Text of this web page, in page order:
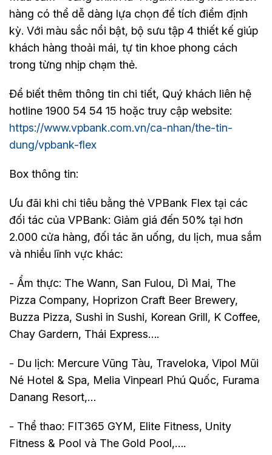
hàng có thể dễ dàng lựa chọn để tích điểm định
kỳ. Với màu sắc nổi bật, bộ sưu tập 4 thiết kế giúp
khách hàng thoải mái, tự tin khoe phong cách
trong từng nhịp chạm thẻ.
Để biết thêm thông tin chi tiết, Quý khách liên hệ
hotline 1900 54 54 15 hoặc truy cập website:
https://www.vpbank.com.vn/ca-nhan/the-tin-
dung/vpbank-flex
Box thông tin:
Ưu đãi khi chi tiêu bằng thẻ VPBank Flex tại các
đối tác của VPBank: Giảm giá đến 50% tại hơn
2.000 cửa hàng, đối tác ăn uống, du lịch, mua sắm
và nhiều lĩnh vực khác:
- Ẩm thực: The Wann, San Fulou, Dì Mai, The
Pizza Company, Hoprizon Craft Beer Brewery,
Buzza Pizza, Sushi in Sushi, Korean Grill, K Coffee,
Chay Gardern, Thái Express….
- Du lịch: Mercure Vũng Tàu, Traveloka, Vipol Mũi
Né Hotel & Spa, Melia Vinpearl Phú Quốc, Furama
Danang Resort,…
- Thể thao: FIT365 GYM, Elite Fitness, Unity
Fitness & Pool và The Gold Pool,….